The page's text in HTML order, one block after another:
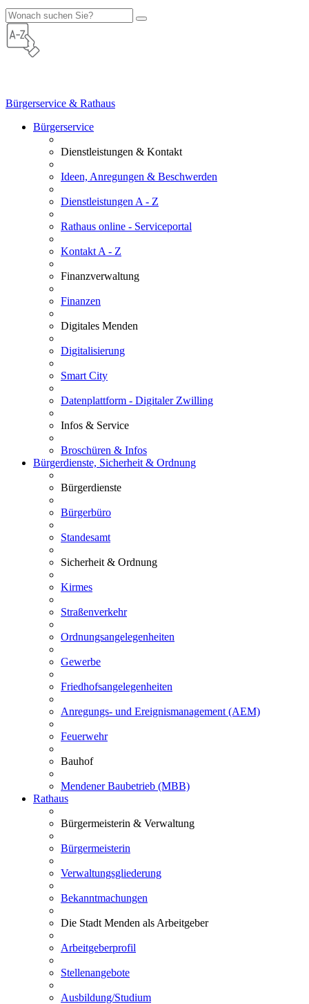
Bürgerservice & Rathaus
Bürgerservice
Dienstleistungen & Kontakt
Ideen, Anregungen & Beschwerden
Dienstleistungen A - Z
Rathaus online - Serviceportal
Kontakt A - Z
Finanzverwaltung
Finanzen
Digitales Menden
Digitalisierung
Smart City
Datenplattform - Digitaler Zwilling
Infos & Service
Broschüren & Infos
Bürgerdienste, Sicherheit & Ordnung
Bürgerdienste
Bürgerbüro
Standesamt
Sicherheit & Ordnung
Kirmes
Straßenverkehr
Ordnungsangelegenheiten
Gewerbe
Friedhofsangelegenheiten
Anregungs- und Ereignismanagement (AEM)
Feuerwehr
Bauhof
Mendener Baubetrieb (MBB)
Rathaus
Bürgermeisterin & Verwaltung
Bürgermeisterin
Verwaltungsgliederung
Bekanntmachungen
Die Stadt Menden als Arbeitgeber
Arbeitgeberprofil
Stellenangebote
Ausbildung/Studium